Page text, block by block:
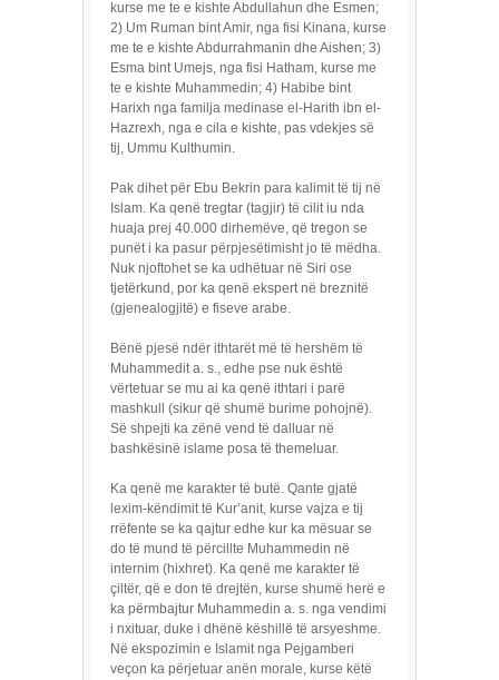
kurse me te e kishte Abdullahun dhe Esmen;
2) Um Ruman bint Amir, nga fisi Kinana, kurse
me te e kishte Abdurrahmanin dhe Aishen; 3)
Esma bint Umejs, nga fisi Hatham, kurse me
te e kishte Muhammedin; 4) Habibe bint
Harixh nga familja medinase el-Harith ibn el-
Hazrexh, nga e cila e kishte, pas vdekjes së
tij, Ummu Kulthumin.
Pak dihet për Ebu Bekrin para kalimit të tij në
Islam. Ka qenë tregtar (tagjir) të cilit iu nda
huaja prej 40.000 dirhemëve, që tregon se
punët i ka pasur përpjesëtimisht jo të mëdha.
Nuk njoftohet se ka udhëtuar në Siri ose
tjetërkund, por ka qenë ekspert në breznitë
(gjenealogjitë) e fiseve arabe.
Bënë pjesë ndër ithtarët më të hershëm të
Muhammedit a. s., edhe pse nuk është
vërtetuar se mu ai ka qenë ithtari i parë
mashkull (sikur që shumë burime pohojnë).
Së shpejti ka zënë vend të dalluar në
bashkësinë islame posa të themeluar.
Ka qenë me karakter të butë. Qante gjatë
lexim-këndimit të Kur’anit, kurse vajza e tij
rrëfente se ka qajtur edhe kur ka mësuar se
do të mund të përcillte Muhammedin në
internim (hixhret). Ka qenë me karakter të
çiltër, që e don të drejtën, kurse shumë herë e
ka përmbajtur Muhammedin a. s. nga vendimi
i nxituar, duke i dhënë këshillë të arsyeshme.
Në ekspozimin e Islamit nga Pejgamberi
veçon ka përjetuar anën morale, kurse këtë